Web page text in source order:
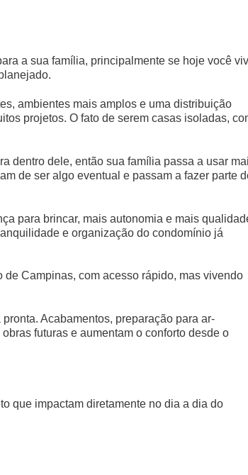
a sua família, principalmente se hoje você
ambientes mais amplos e uma distribuição
projetos. O fato de serem casas isoladas,
dentro dele, então sua família passa a usar
de ser algo eventual e passam a fazer parte
para brincar, mais autonomia e mais
e organização do condomínio já
Campinas, com acesso rápido, mas vivendo
Acabamentos, preparação para ar-
futuras e aumentam o conforto desde o
que impactam diretamente no dia a dia do